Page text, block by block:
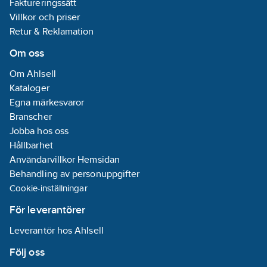
Faktureringssätt
Villkor och priser
Retur & Reklamation
Om oss
Om Ahlsell
Kataloger
Egna märkesvaror
Branscher
Jobba hos oss
Hållbarhet
Användarvillkor Hemsidan
Behandling av personuppgifter
Cookie-inställningar
För leverantörer
Leverantör hos Ahlsell
Följ oss